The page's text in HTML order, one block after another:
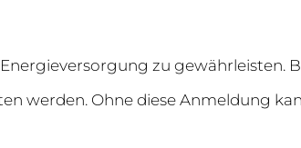
zu gewährleisten.
werden. Ohne diese Anmeldung